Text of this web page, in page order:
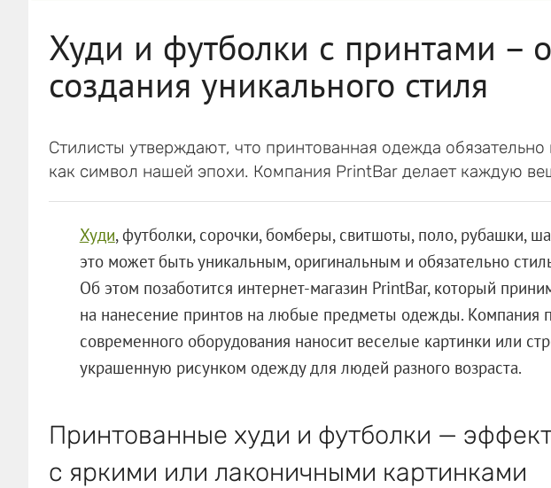
Худи и футболки с принтами –
создания уникального стиля
Стилисты утверждают, что принтованная одежда
как символ нашей эпохи. Компания PrintBar делает каждую
Худи, футболки, сорочки, бомберы, свитшоты, поло, рубашки,
это может быть уникальным, оригинальным и обязательно
Об этом позаботится интернет-магазин PrintBar, который
на нанесение принтов на любые предметы одежды. Компания
современного оборудования наносит веселые картинки или
украшенную рисунком одежду для людей разного возраста.
Принтованные худи и футболки —
с яркими или лаконичными картинками